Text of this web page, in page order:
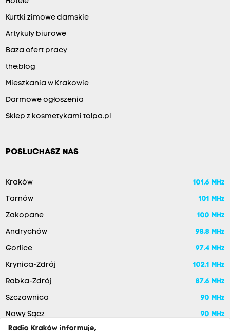
Kurtki zimowe damskie
Artykuły biurowe
Baza ofert pracy
the:blog
Mieszkania w Krakowie
Darmowe ogłoszenia
Sklep z kosmetykami tolpa.pl
POSŁUCHASZ NAS
Kraków 101.6 MHz
Tarnów 101 MHz
Zakopane 100 MHz
Andrychów 98.8 MHz
Gorlice 97.4 MHz
Krynica-Zdrój 102.1 MHz
Rabka-Zdrój 87.6 MHz
Szczawnica 90 MHz
Nowy Sącz
90 MHz
Radio Kraków informuje,